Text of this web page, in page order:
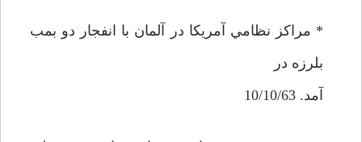
* مراكز نظامي آمريكا در آلمان با انفجار دو بمب
بلرزه در
آمد. 10/10/63